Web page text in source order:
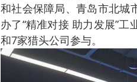
和社会保障局、青岛市北城
办了“精准对接 助力发展”
和7家猎头公司参与。